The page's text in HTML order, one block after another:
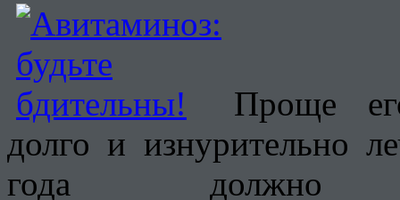
Проще
долго и изнурительно
года должно